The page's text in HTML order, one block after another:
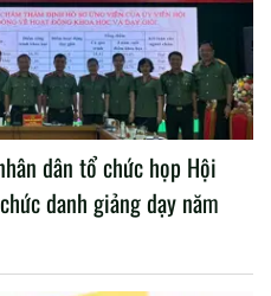
dân tổ chức họp Hội
danh giảng dạy năm